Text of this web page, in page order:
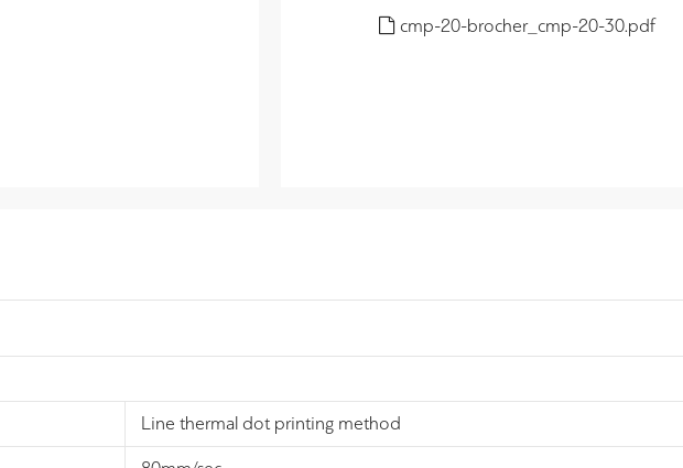
cmp-20-brocher_cmp-20-30.pdf
Line thermal dot printing method